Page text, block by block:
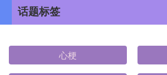
话题标签
心梗